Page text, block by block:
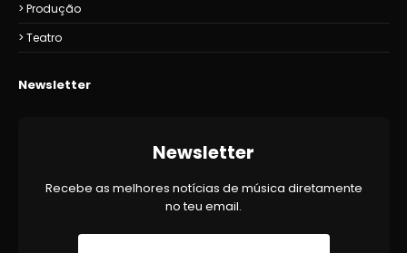
Produção
Teatro
Newsletter
Newsletter
Recebe as melhores notícias de música diretamente
no teu email.